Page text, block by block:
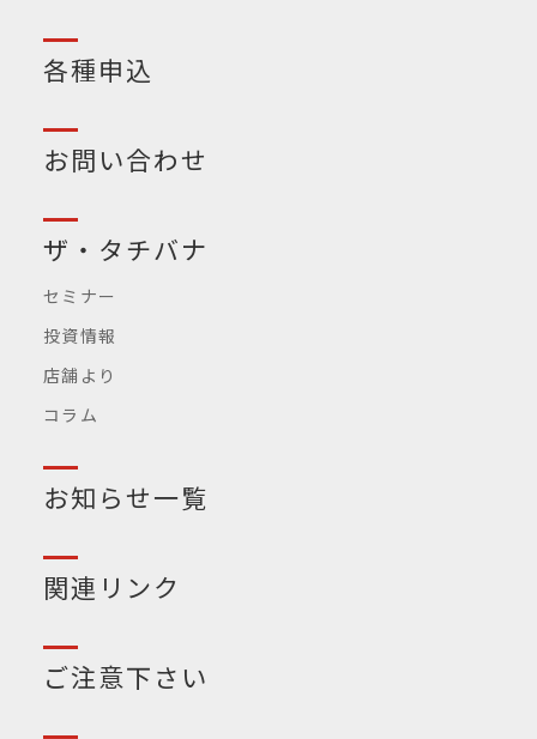
各種申込
お問い合わせ
ザ・タチバナ
セミナー
投資情報
店舗より
コラム
お知らせ一覧
関連リンク
ご注意下さい